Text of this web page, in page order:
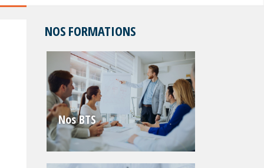
NOS FORMATIONS
Nos BTS